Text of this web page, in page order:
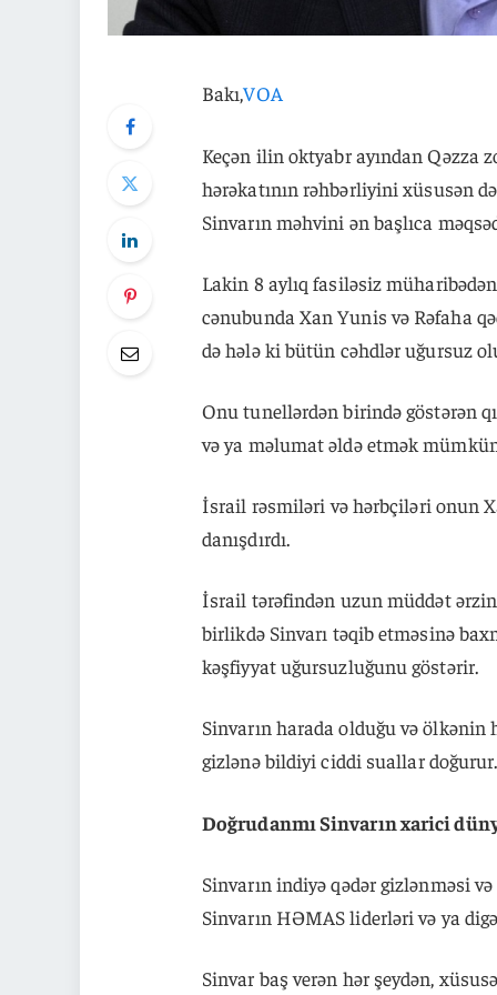
Bakı,VOA
Keçən ilin oktyabr ayından Qəzza
hərəkatının rəhbərliyini xüsusən
Sinvarın məhvini ən başlıca
Lakin 8 aylıq fasiləsiz
cənubunda Xan Yunis və Rəfaha
də hələ ki bütün cəhdlər uğursuz
Onu tunellərdən birində göstərən
və ya məlumat əldə etmək
İsrail rəsmiləri və hərbçiləri onun
danışdırdı.
İsrail tərəfindən uzun müddət
birlikdə Sinvarı təqib etməsinə
kəşfiyyat uğursuzluğunu göstərir.
Sinvarın harada olduğu və ölkənin
gizlənə bildiyi ciddi suallar doğurur.
Doğrudanmı Sinvarın xarici
Sinvarın indiyə qədər gizlənməsi
Sinvarın HƏMAS liderləri və ya
Sinvar baş verən hər şeydən,